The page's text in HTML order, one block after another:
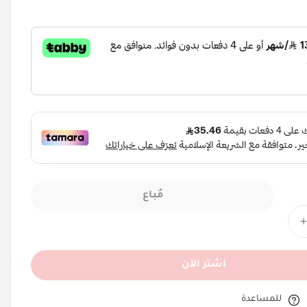
مُباع
اشتر الآن
للمساعدة